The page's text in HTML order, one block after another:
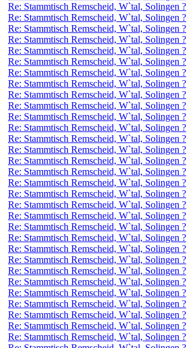
Re: Stammtisch Remscheid, W`tal, Solingen ?
Re: Stammtisch Remscheid, W`tal, Solingen ?
Re: Stammtisch Remscheid, W`tal, Solingen ?
Re: Stammtisch Remscheid, W`tal, Solingen ?
Re: Stammtisch Remscheid, W`tal, Solingen ?
Re: Stammtisch Remscheid, W`tal, Solingen ?
Re: Stammtisch Remscheid, W`tal, Solingen ?
Re: Stammtisch Remscheid, W`tal, Solingen ?
Re: Stammtisch Remscheid, W`tal, Solingen ?
Re: Stammtisch Remscheid, W`tal, Solingen ?
Re: Stammtisch Remscheid, W`tal, Solingen ?
Re: Stammtisch Remscheid, W`tal, Solingen ?
Re: Stammtisch Remscheid, W`tal, Solingen ?
Re: Stammtisch Remscheid, W`tal, Solingen ?
Re: Stammtisch Remscheid, W`tal, Solingen ?
Re: Stammtisch Remscheid, W`tal, Solingen ?
Re: Stammtisch Remscheid, W`tal, Solingen ?
Re: Stammtisch Remscheid, W`tal, Solingen ?
Re: Stammtisch Remscheid, W`tal, Solingen ?
Re: Stammtisch Remscheid, W`tal, Solingen ?
Re: Stammtisch Remscheid, W`tal, Solingen ?
Re: Stammtisch Remscheid, W`tal, Solingen ?
Re: Stammtisch Remscheid, W`tal, Solingen ?
Re: Stammtisch Remscheid, W`tal, Solingen ?
Re: Stammtisch Remscheid, W`tal, Solingen ?
Re: Stammtisch Remscheid, W`tal, Solingen ?
Re: Stammtisch Remscheid, W`tal, Solingen ?
Re: Stammtisch Remscheid, W`tal, Solingen ?
Re: Stammtisch Remscheid, W`tal, Solingen ?
Re: Stammtisch Remscheid, W`tal, Solingen ?
Re: Stammtisch Remscheid, W`tal, Solingen ?